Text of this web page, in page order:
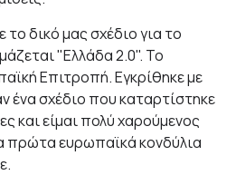
δικό μας σχέδιο για το
"Ελλάδα 2.0". Το
Επιτροπή. Εγκρίθηκε με
ένα σχέδιο που καταρτίστηκε
και είμαι πολύ χαρούμενος
πρώτα ευρωπαϊκά κονδύλια